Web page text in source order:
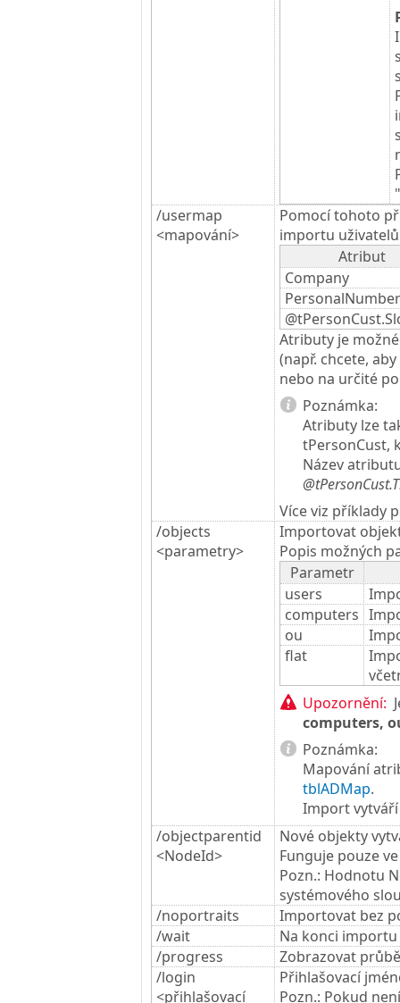
/usermap
<mapování>
Pomocí tohoto
importu
Atribut
Company
PersonalNumber
Atributy je
(např. chcete,
nebo na určité
Poznámka:
Atributy lze
tPersonCust,
Název
Více viz příklady
/objects
<parametry>
Importovat
Popis možných
Parametr
users
computers
ou
flat
Upozornění:
computers,
Poznámka:
Mapování
tblADMap.
Import
/objectparentid
<NodeId>
Nové objekty
Funguje pouze
Pozn.: Hodnotu
systémového
/noportraits
Importovat bez
/wait
Na konci importu
/progress
Zobrazovat
/login
<přihlašovací
Přihlašovací
Pozn.: Pokud